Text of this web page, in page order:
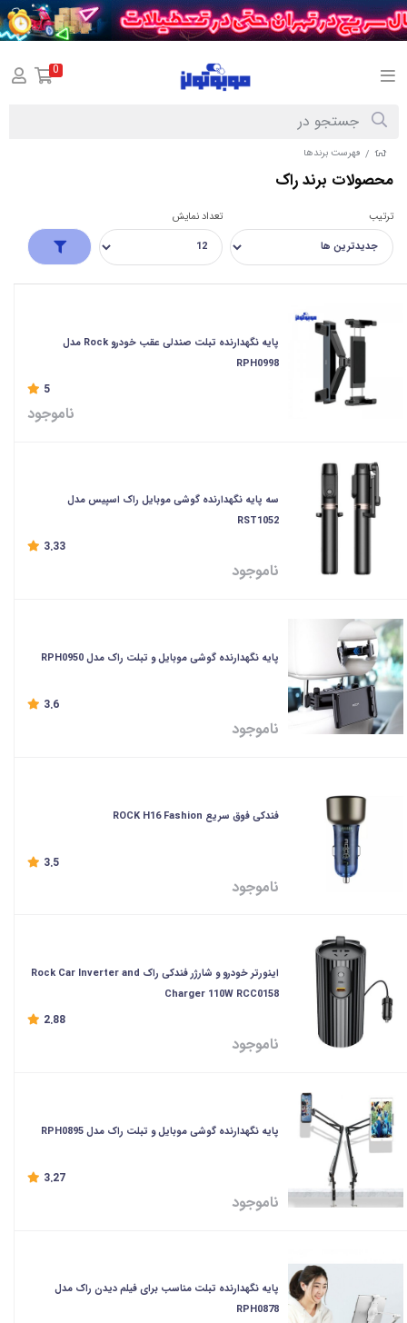
/ فهرست برندها
محصولات برند راک
ترتیب تعداد نمایش
پایه نگهدارنده تبلت صندلی عقب خودرو Rock مدل
RPH0998
5
ناموجود
سه پایه نگهدارنده گوشی موبایل راک اسپیس مدل
RST1052
3.33
ناموجود
پایه نگهدارنده گوشی موبایل و تبلت راک مدل RPH0950
3.6
ناموجود
فندکی فوق سریع ROCK H16 Fashion
3.5
ناموجود
اینورتر خودرو و شارژر فندکی راک Rock Car Inverter and
Charger 110W RCC0158
2.88
ناموجود
پایه نگهدارنده گوشی موبایل و تبلت راک مدل RPH0895
3.27
ناموجود
پایه نگهدارنده تبلت مناسب برای فیلم دیدن راک مدل
RPH0878
0